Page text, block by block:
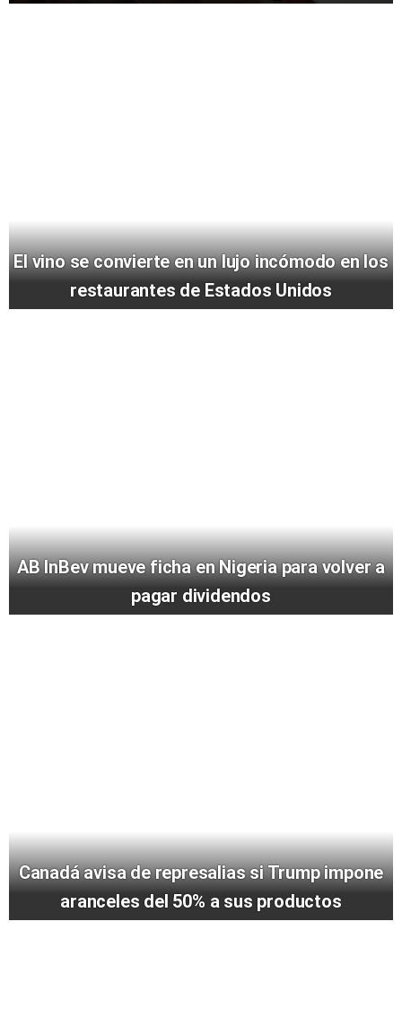
El vino se convierte en un lujo incómodo en los
restaurantes de Estados Unidos
AB InBev mueve ficha en Nigeria para volver a
pagar dividendos
Canadá avisa de represalias si Trump impone
aranceles del 50% a sus productos